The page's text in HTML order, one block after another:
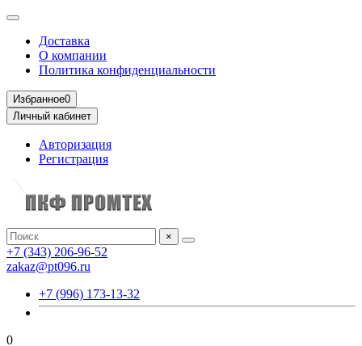
Доставка
О компании
Политика конфиденциальности
Избранное0
Личный кабинет
Авторизация
Регистрация
×
+7 (343) 206-96-52
zakaz@pt096.ru
+7 (996) 173-13-32
0